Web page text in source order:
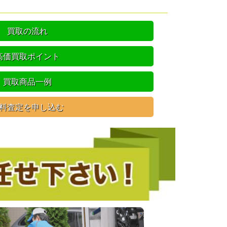
買取の流れ
価買取ポイント
買取商品一例
査定を申し込む